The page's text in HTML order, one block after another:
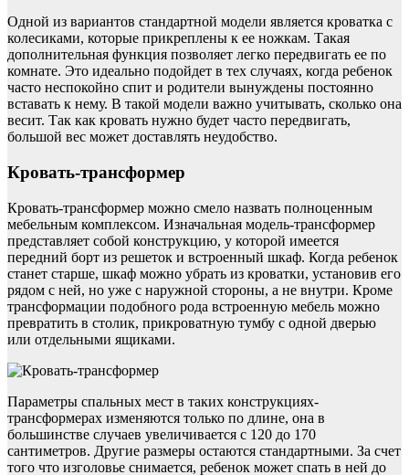
Одной из вариантов стандартной модели является кроватка с
колесиками, которые прикреплены к ее ножкам. Такая
дополнительная функция позволяет легко передвигать ее по
комнате. Это идеально подойдет в тех случаях, когда ребенок
часто неспокойно спит и родители вынуждены постоянно
вставать к нему. В такой модели важно учитывать, сколько она
весит. Так как кровать нужно будет часто передвигать,
большой вес может доставлять неудобство.
Кровать-трансформер
Кровать-трансформер можно смело назвать полноценным
мебельным комплексом. Изначальная модель-трансформер
представляет собой конструкцию, у которой имеется
передний борт из решеток и встроенный шкаф. Когда ребенок
станет старше, шкаф можно убрать из кроватки, установив его
рядом с ней, но уже с наружной стороны, а не внутри. Кроме
трансформации подобного рода встроенную мебель можно
превратить в столик, прикроватную тумбу с одной дверью
или отдельными ящиками.
Параметры спальных мест в таких конструкциях-
трансформерах изменяются только по длине, она в
большинстве случаев увеличивается с 120 до 170
сантиметров. Другие размеры остаются стандартными. За счет
того что изголовье снимается, ребенок может спать в ней до